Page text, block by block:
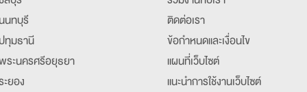
นทบุรี
ทุมธานี
ระนครศรีอยุธยา
ยอง
ติดต่อเรา
ข้อกำหนดและเงื่อนไข
แผนที่เว็บไซต์
แนะนำการใช้งานเว็บไซต์